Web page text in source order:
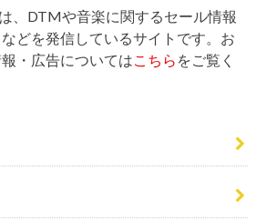
・広告についてはこちらをご覧く